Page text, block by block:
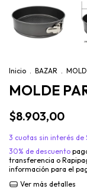
Inicio . BAZAR .
MOLDE
$8.903,00
3 cuotas sin interés de
30% de descuento
transferencia o
información para el
Ver más detalles